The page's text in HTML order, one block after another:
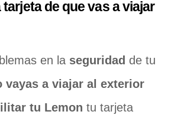
tarjeta de que vas a viajar
en la seguridad de tu
vayas a viajar al exterior
tu Lemon tu tarjeta